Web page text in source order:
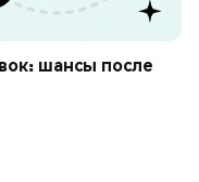
шансы после